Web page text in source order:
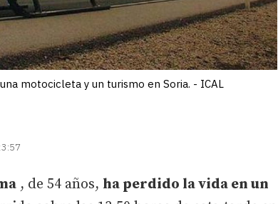
motocicleta y un turismo en Soria. - ICAL
, de 54 años, ha perdido la vida en un